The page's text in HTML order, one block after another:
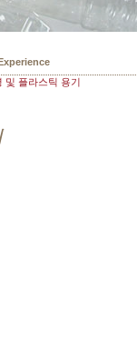
및 플라스틱 용기